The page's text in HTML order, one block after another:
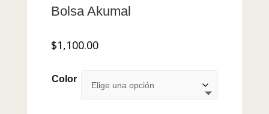
Bolsa Akumal
$1,100.00
Color